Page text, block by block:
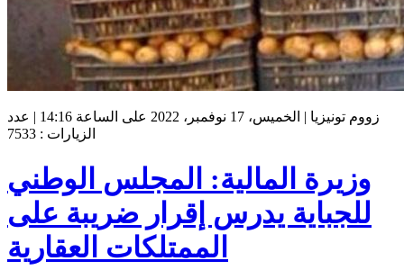
زووم تونيزيا | الخميس، 17 نوفمبر، 2022 على الساعة 14:16 | عدد
الزيارات : 7533
وزيرة المالية: المجلس الوطني
للجباية يدرس إقرار ضريبة على
الممتلكات العقارية